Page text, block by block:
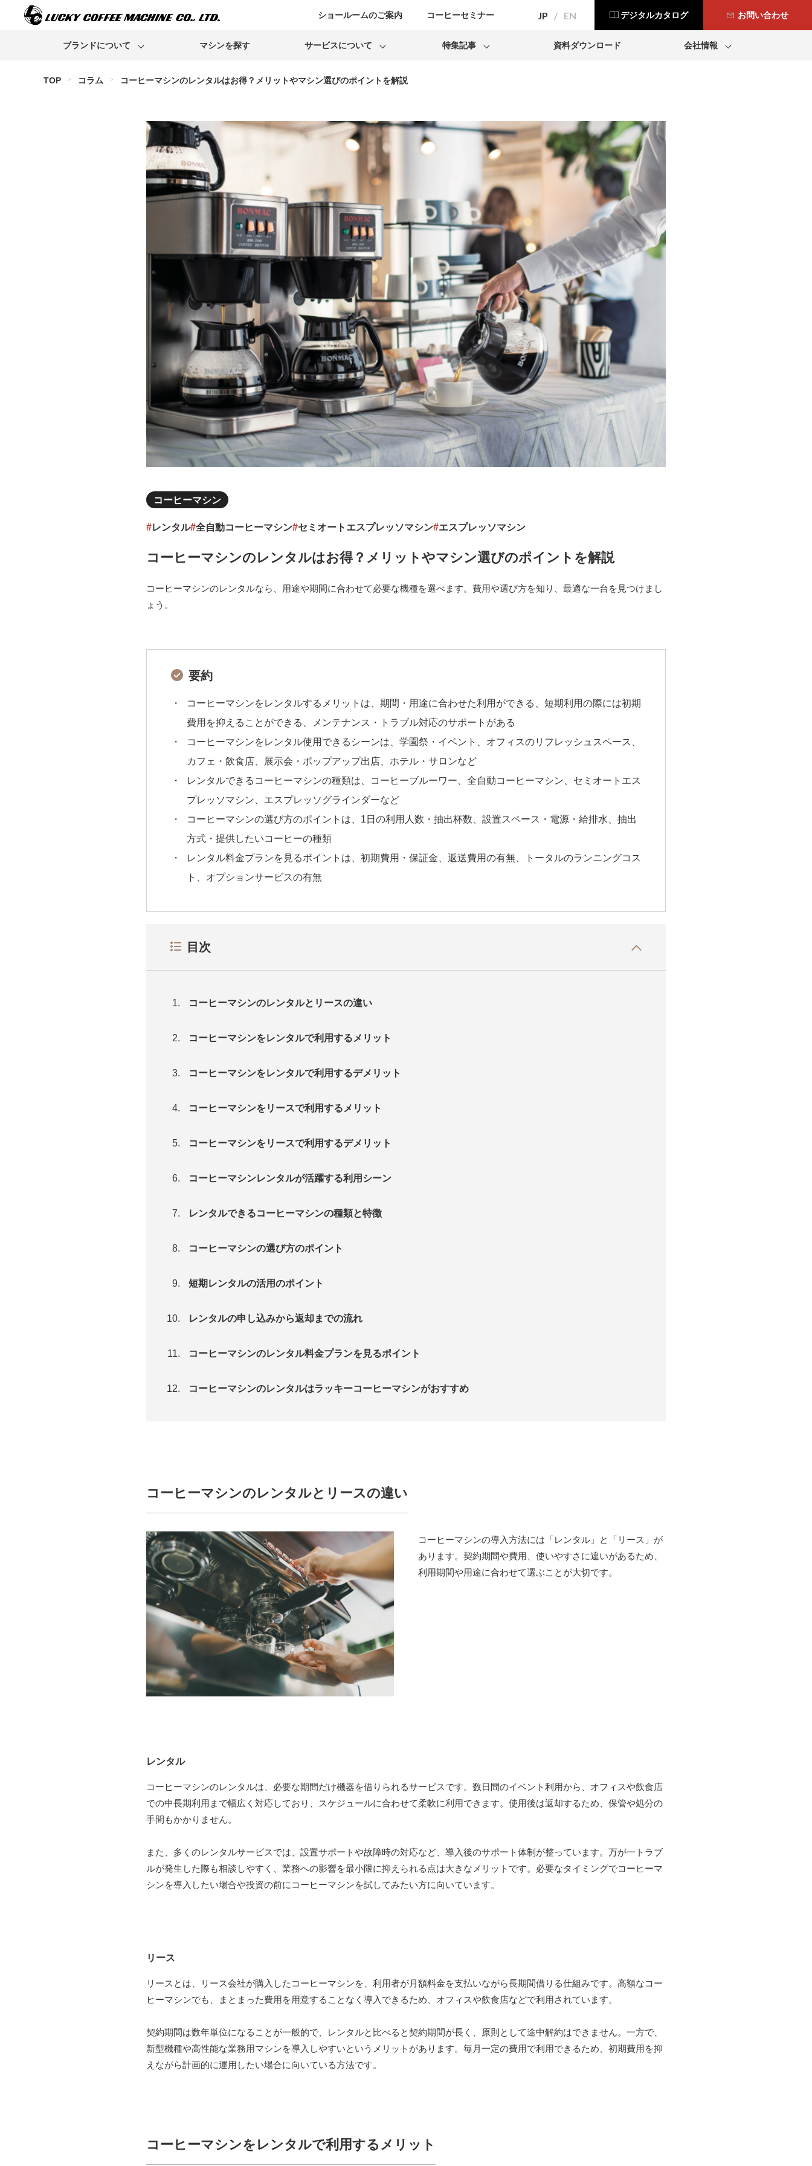
デジタルカタログ お問い合わせ
JP EN
ショールームのご案内 コーヒーセミナー
ブランドについて
Bunn La Marzocco Modbar
Mahlkonig Puq Dr. Coffee
マシンを探す サービスについて
安心のサポート
カフェ開業サポート
リフレッシュマシンについて
サポート終了のご案内
特集記事
お役立ちコラム
資料ダウンロード 会社情報
事業所一覧
採用情報
TOP コラム コーヒーマシンのレンタルはお得？メリットやマシン選びのポイントを解説
コーヒーマシン
#レンタル#全自動コーヒーマシン#セミオートエスプレッソマシン#エスプレッソマシン
コーヒーマシンのレンタルはお得？メリットやマシン選びのポイントを解説
コーヒーマシンのレンタルなら、用途や期間に合わせて必要な機種を選べます。費用や選び方を知り、最適な一台を見つけまし
ょう。
要約
コーヒーマシンをレンタルするメリットは、期間・用途に合わせた利用ができる、短期利用の際には初期
費用を抑えることができる、メンテナンス・トラブル対応のサポートがある
コーヒーマシンをレンタル使用できるシーンは、学園祭・イベント、オフィスのリフレッシュスペース、
カフェ・飲食店、展示会・ポップアップ出店、ホテル・サロンなど
レンタルできるコーヒーマシンの種類は、コーヒーブルーワー、全自動コーヒーマシン、セミオートエス
プレッソマシン、エスプレッソグラインダーなど
コーヒーマシンの選び方のポイントは、1日の利用人数・抽出杯数、設置スペース・電源・給排水、抽出
方式・提供したいコーヒーの種類
レンタル料金プランを見るポイントは、初期費用・保証金、返送費用の有無、トータルのランニングコス
ト、オプションサービスの有無
目次
コーヒーマシンのレンタルとリースの違い
コーヒーマシンをレンタルで利用するメリット
コーヒーマシンをレンタルで利用するデメリット
コーヒーマシンをリースで利用するメリット
コーヒーマシンをリースで利用するデメリット
コーヒーマシンレンタルが活躍する利用シーン
レンタルできるコーヒーマシンの種類と特徴
コーヒーマシンの選び方のポイント
短期レンタルの活用のポイント
レンタルの申し込みから返却までの流れ
コーヒーマシンのレンタル料金プランを見るポイント
コーヒーマシンのレンタルはラッキーコーヒーマシンがおすすめ
コーヒーマシンのレンタルとリースの違い
コーヒーマシンの導入方法には「レンタル」と「リース」が
あります。契約期間や費用、使いやすさに違いがあるため、
利用期間や用途に合わせて選ぶことが大切です。
レンタル
コーヒーマシンのレンタルは、必要な期間だけ機器を借りられるサービスです。数日間のイベント利用から、オフィスや飲食店
での中長期利用まで幅広く対応しており、スケジュールに合わせて柔軟に利用できます。使用後は返却するため、保管や処分の
手間もかかりません。
また、多くのレンタルサービスでは、設置サポートや故障時の対応など、導入後のサポート体制が整っています。万が一トラブ
ルが発生した際も相談しやすく、業務への影響を最小限に抑えられる点は大きなメリットです。必要なタイミングでコーヒーマ
シンを導入したい場合や投資の前にコーヒーマシンを試してみたい方に向いています。
リース
リースとは、リース会社が購入したコーヒーマシンを、利用者が月額料金を支払いながら長期間借りる仕組みです。高額なコー
ヒーマシンでも、まとまった費用を用意することなく導入できるため、オフィスや飲食店などで利用されています。
契約期間は数年単位になることが一般的で、レンタルと比べると契約期間が長く、原則として途中解約はできません。一方で、
新型機種や高性能な業務用マシンを導入しやすいというメリットがあります。毎月一定の費用で利用できるため、初期費用を抑
えながら計画的に運用したい場合に向いている方法です。
コーヒーマシンをレンタルで利用するメリット